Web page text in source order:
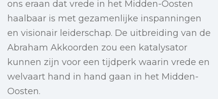
ons eraan dat vrede in het Midden-Oosten
haalbaar is met gezamenlijke inspanningen
en visionair leiderschap. De uitbreiding van de
Abraham Akkoorden zou een katalysator
kunnen zijn voor een tijdperk waarin vrede en
welvaart hand in hand gaan in het Midden-
Oosten.